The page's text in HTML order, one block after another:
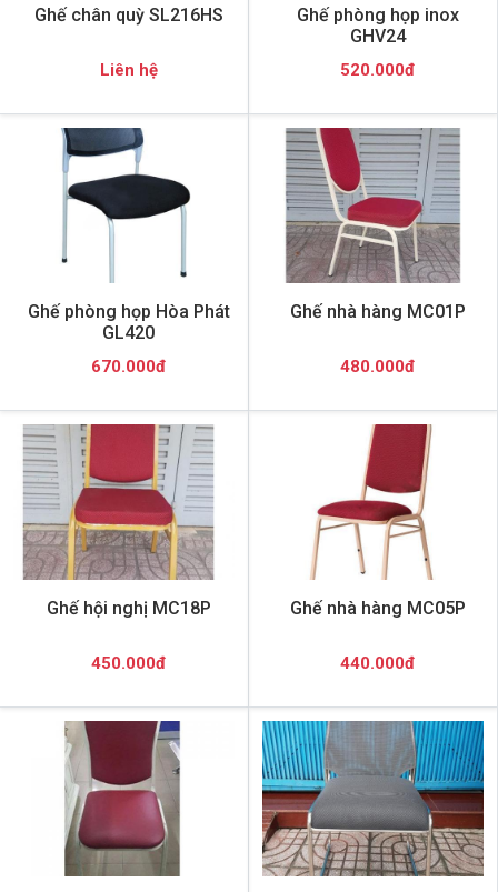
Ghế chân quỳ SL216HS
Liên hệ
Ghế phòng họp inox
GHV24
520.000đ
Ghế phòng họp Hòa Phát
GL420
670.000đ
Ghế nhà hàng MC01P
480.000đ
Ghế hội nghị MC18P
450.000đ
Ghế nhà hàng MC05P
440.000đ